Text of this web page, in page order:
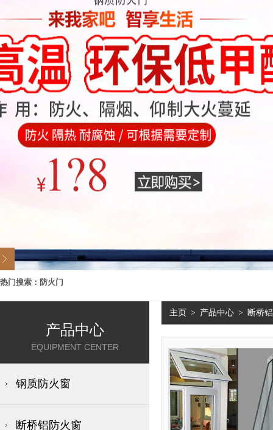
热门搜索： 防火门
产品中心
EQUIPMENT CENTER
钢质防火窗
断桥铝防火窗
主页 > 产品中心 > 断桥